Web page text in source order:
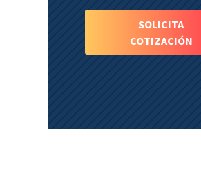
SOLICITA
COTIZACIÓN